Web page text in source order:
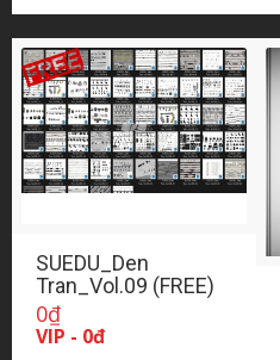
SUEDU_Den
Tran_Vol.09 (FREE)
0₫
VIP - 0đ